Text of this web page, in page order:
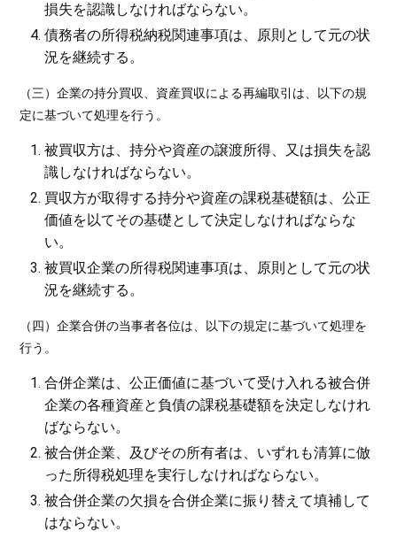
損失を認識しなければならない。
債務者の所得税納税関連事項は、原則として元の状
況を継続する。
（三）企業の持分買収、資産買収による再編取引は、以下の規
定に基づいて処理を行う。
被買収方は、持分や資産の譲渡所得、又は損失を認
識しなければならない。
買収方が取得する持分や資産の課税基礎額は、公正
価値を以てその基礎として決定しなければならな
い。
被買収企業の所得税関連事項は、原則として元の状
況を継続する。
（四）企業合併の当事者各位は、以下の規定に基づいて処理を
行う。
合併企業は、公正価値に基づいて受け入れる被合併
企業の各種資産と負債の課税基礎額を決定しなけれ
ばならない。
被合併企業、及びその所有者は、いずれも清算に倣
った所得税処理を実行しなければならない。
被合併企業の欠損を合併企業に振り替えて填補して
はならない。